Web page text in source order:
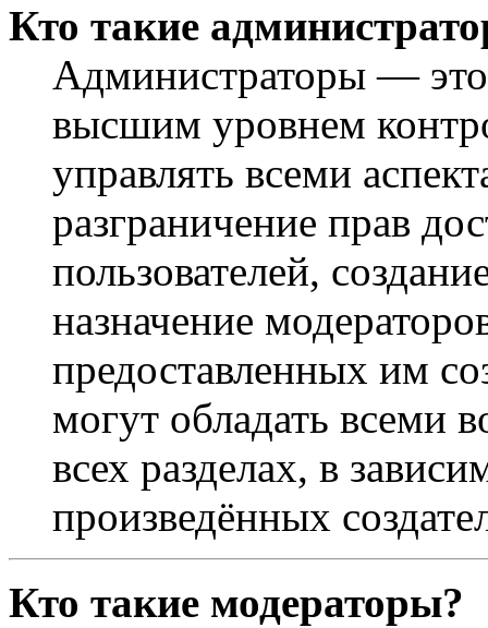
Кто такие
Администраторы — это
высшим уровнем
управлять всеми
разграничение прав
пользователей,
назначение
предоставленных им
могут обладать всеми
всех разделах, в
произведённых
Кто такие модераторы?